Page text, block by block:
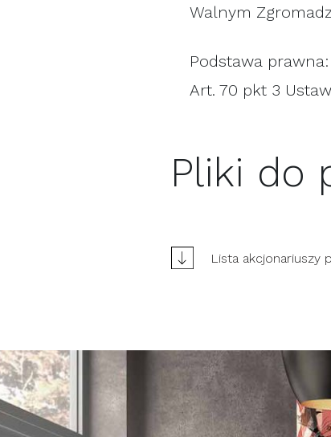
Walnym
Podstawa prawna:
Art. 70 pkt 3
Pliki do
Lista akcjonariuszy